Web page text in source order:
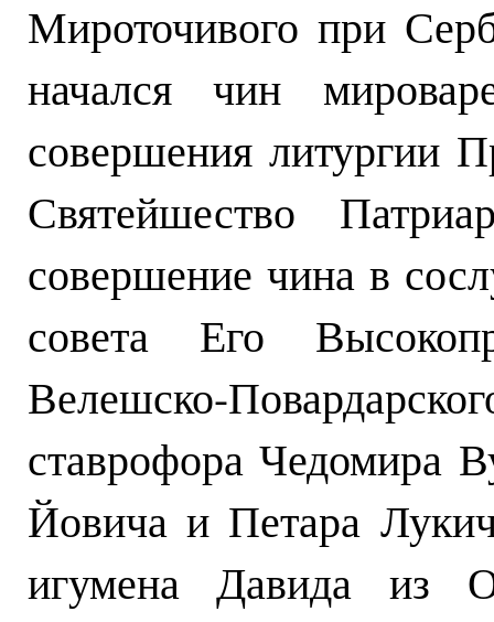
Мироточивого при
начался чин
совершения литургии
Святейшество
совершение чина в
совета Его
Велешско-
ставрофора Чедомира
Йовича и Петара
игумена Давида из